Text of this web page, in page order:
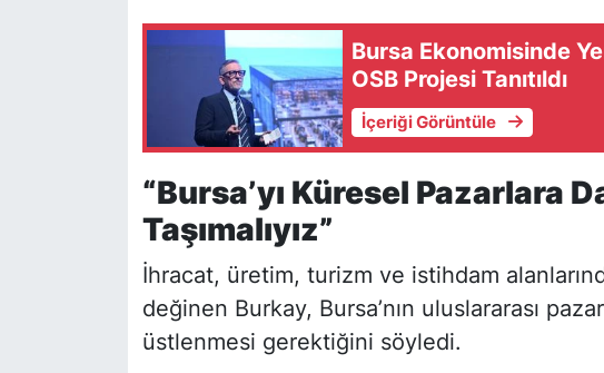
Bursa Ekonomisinde
OSB Projesi Tanıtıldı
İçeriği Görüntüle
“Bursa’yı Küresel Pazarlara
Taşımalıyız”
İhracat, üretim, turizm ve istihdam
değinen Burkay, Bursa’nın uluslararası
üstlenmesi gerektiğini söyledi.